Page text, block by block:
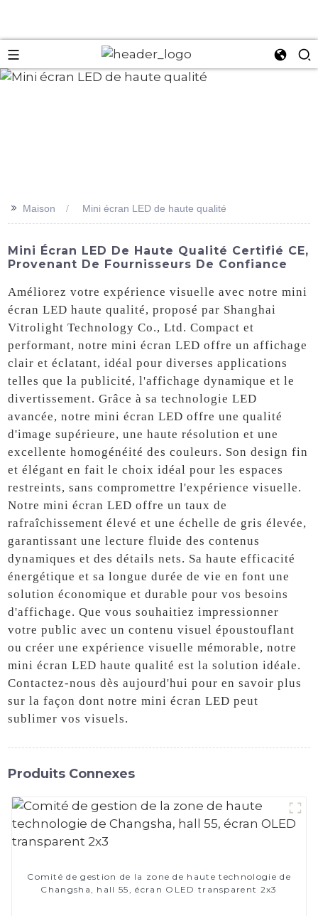
>> Maison Mini écran LED de haute qualité
Mini Écran LED De Haute Qualité Certifié CE,
Provenant De Fournisseurs De Confiance
Améliorez votre expérience visuelle avec notre mini
écran LED haute qualité, proposé par Shanghai
Vitrolight Technology Co., Ltd. Compact et
performant, notre mini écran LED offre un affichage
clair et éclatant, idéal pour diverses applications
telles que la publicité, l'affichage dynamique et le
divertissement. Grâce à sa technologie LED
avancée, notre mini écran LED offre une qualité
d'image supérieure, une haute résolution et une
excellente homogénéité des couleurs. Son design fin
et élégant en fait le choix idéal pour les espaces
restreints, sans compromettre l'expérience visuelle.
Notre mini écran LED offre un taux de
rafraîchissement élevé et une échelle de gris élevée,
garantissant une lecture fluide des contenus
dynamiques et des détails nets. Sa haute efficacité
énergétique et sa longue durée de vie en font une
solution économique et durable pour vos besoins
d'affichage. Que vous souhaitiez impressionner
votre public avec un contenu visuel époustouflant
ou créer une expérience visuelle mémorable, notre
mini écran LED haute qualité est la solution idéale.
Contactez-nous dès aujourd'hui pour en savoir plus
sur la façon dont notre mini écran LED peut
sublimer vos visuels.
Produits Connexes
Comité de gestion de la zone de haute technologie de
Changsha, hall 55, écran OLED transparent 2x3